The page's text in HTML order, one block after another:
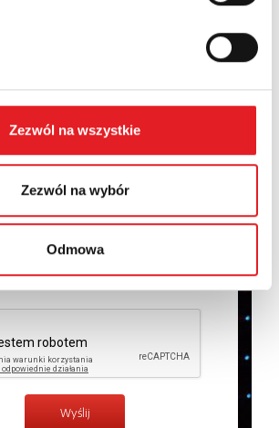
Zezwól na wszystkie
Zezwól na wybór
Odmowa
zgodę na przetwarzanie moich danych
danych osobowych wPolityce
z treściąPolityki Prywatności*